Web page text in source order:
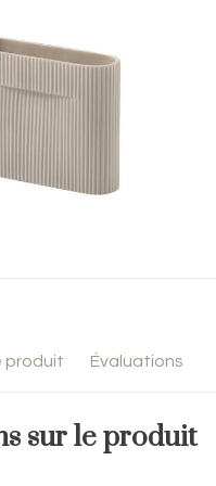
produit Évaluations
sur le produit